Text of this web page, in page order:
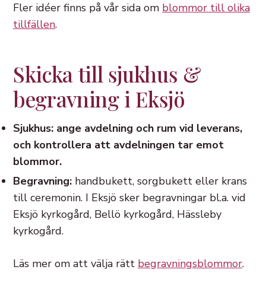
Fler idéer finns på vår sida om blommor till olika
tillfällen.
Skicka till sjukhus &
begravning i Eksjö
Sjukhus: ange avdelning och rum vid leverans,
och kontrollera att avdelningen tar emot
blommor.
Begravning: handbukett, sorgbukett eller krans
till ceremonin. I Eksjö sker begravningar bl.a. vid
Eksjö kyrkogård, Bellö kyrkogård, Hässleby
kyrkogård.
Läs mer om att välja rätt begravningsblommor.